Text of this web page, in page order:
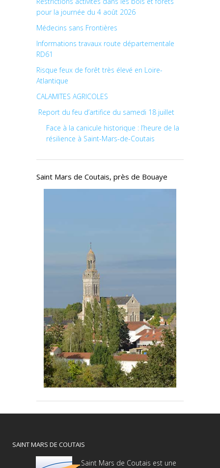
pour la journée du 4 août 2026
Médecins sans Frontières
Informations travaux route départementale
RD61
Risque feux de forêt très élevé en Loire-
Atlantique
CALAMITES AGRICOLES
Report du feu d’artifice du samedi 18 juillet
Face à la canicule historique : l’heure de la
résilience à Saint-Mars-de-Coutais
Saint Mars de Coutais, près de Bouaye
SAINT MARS DE COUTAIS
Saint Mars de Coutais est une